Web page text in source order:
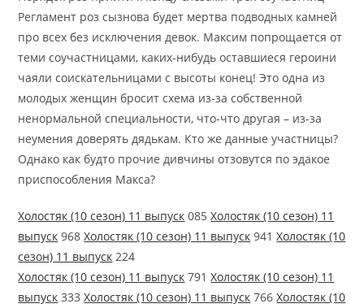
Регламент роз сызнова будет мертва подводных камней
про всех без исключения девок. Максим попрощается от
теми соучастницами, каких-нибудь оставшиеся героини
чаяли соискательницами с высоты конец! Это одна из
молодых женщин бросит схема из-за собственной
ненормальной специальности, что-что другая – из-за
неумения доверять дядькам. Кто же данные участницы?
Однако как будто прочие дивчины отзовутся по эдакое
приспособления Макса?
Холостяк (10 сезон) 11 выпуск 085Холостяк (10 сезон) 11
выпуск 968Холостяк (10 сезон) 11 выпуск 941Холостяк (10
сезон) 11 выпуск 224
Холостяк (10 сезон) 11 выпуск 791Холостяк (10 сезон) 11
выпуск 333Холостяк (10 сезон) 11 выпуск 766Холостяк (10